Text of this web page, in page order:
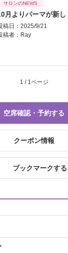
サロンのNEWS
月よりパーマが新
稿日：2025/9/21
稿者： Ray
1 / 1ページ
空席確認・予約する
クーポン情報
ブックマークする